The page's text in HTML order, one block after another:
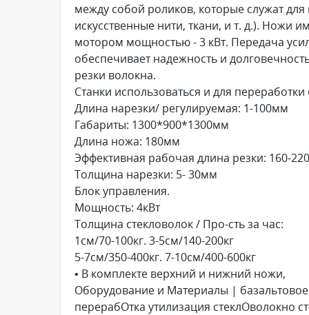
между собой роликов, которые служат
искусственные нити, ткани, и т. д.). Ножи
мотором мощностью - 3 кВт. Передача
обеспечивает надежность и
резки волокна.
Станки использоваться и для
Длина нарезки/ регулируемая: 1-100мм
Габариты: 1300*900*1300мм
Длина ножа: 180мм
Эффективная рабочая длина резки: 160-
Толщина нарезки: 5- 30мм
Блок управления.
Мощность: 4кВт
Толщина стекловолок / Про-сть за час:
1см/70-100кг. 3-5см/140-200кг
5-7см/350-400кг. 7-10см/400-600кг
• В комплекте верхний и нижний ножи,
Оборудование и Материалы |
перерабОтка утилизация стеклОволокно